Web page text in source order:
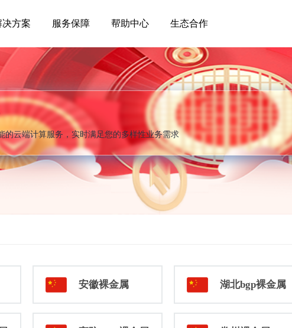
决方案 服务保障 帮助中心 生态合作
的云端计算服务，实时满足您的多样性业务需求
安徽裸金属 湖北bgp裸金属